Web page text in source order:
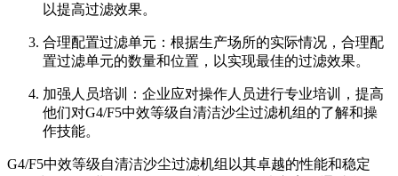
以提高过滤效果。
合理配置过滤单元：根据生产场所的实际情况，合理配
置过滤单元的数量和位置，以实现最佳的过滤效果。
加强人员培训：企业应对操作人员进行专业培训，提高
他们对G4/F5中效等级自清洁沙尘过滤机组的了解和操
作技能。
G4/F5中效等级自清洁沙尘过滤机组以其卓越的性能和稳定